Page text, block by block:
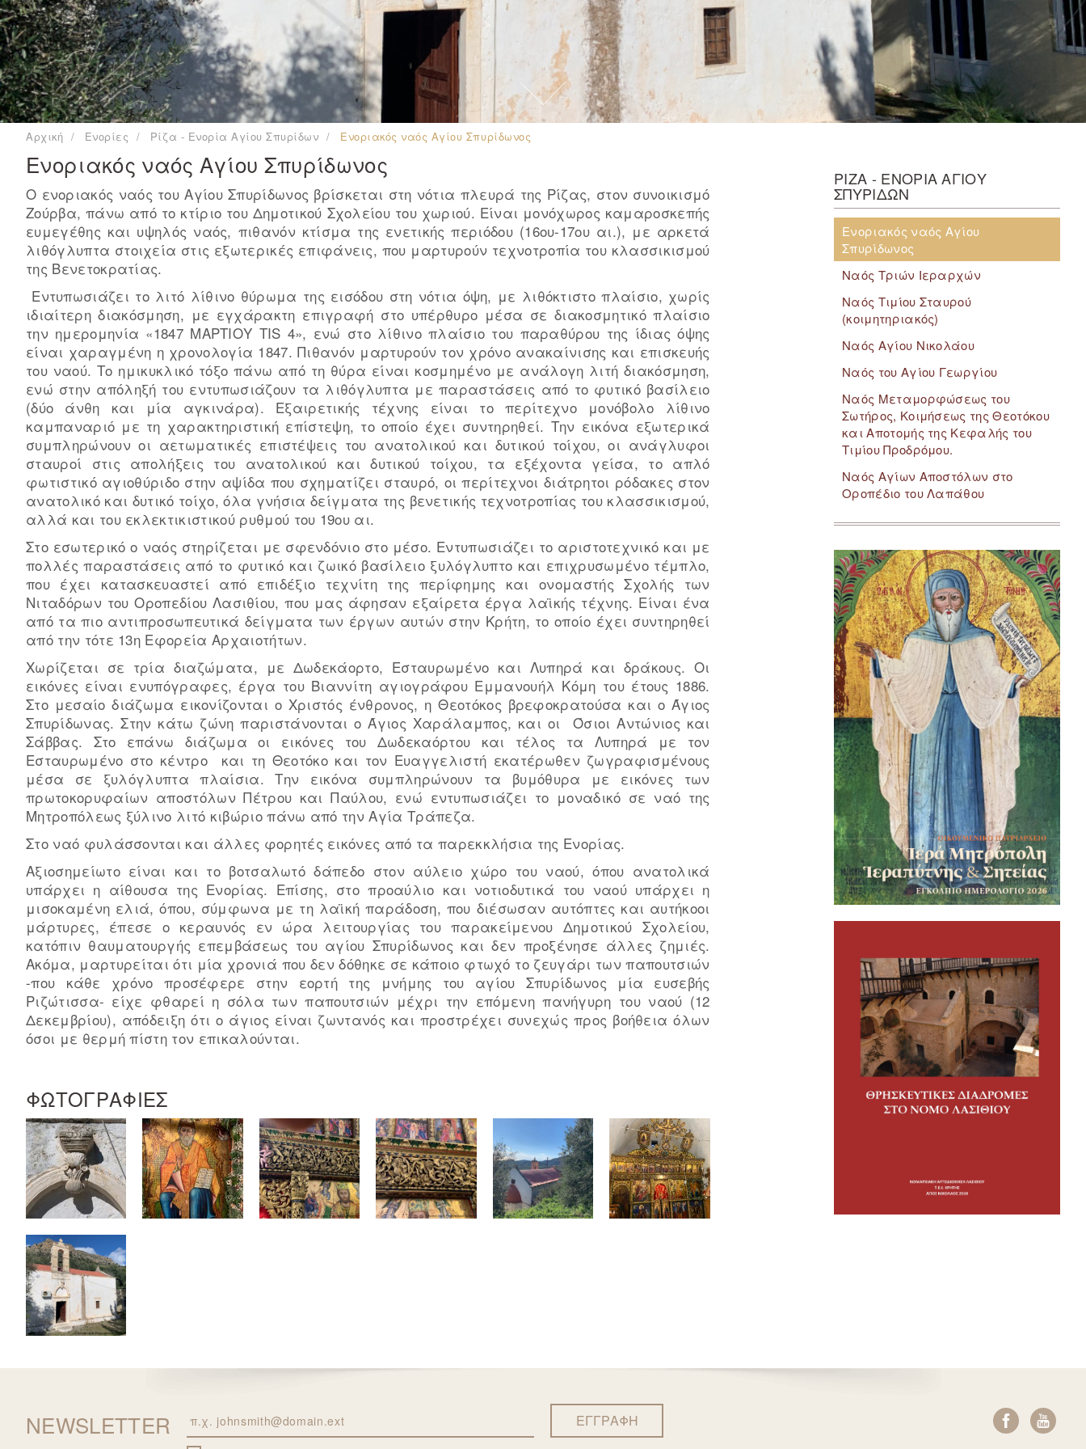
Αρχική Ενορίες Ρίζα - Ενορία Αγίου Σπυρίδων Ενοριακός ναός Αγίου Σπυρίδωνος
Ενοριακός ναός Αγίου Σπυρίδωνος
Ο ενοριακός ναός του Αγίου Σπυρίδωνος βρίσκεται στη νότια πλευρά της Ρίζας, στον συνοικισμό
Ζούρβα, πάνω από το κτίριο του Δημοτικού Σχολείου του χωριού. Είναι μονόχωρος καμαροσκεπής
ευμεγέθης και υψηλός ναός, πιθανόν κτίσμα της ενετικής περιόδου (16ου-17ου αι.), με αρκετά
λιθόγλυπτα στοιχεία στις εξωτερικές επιφάνεις, που μαρτυρούν τεχνοτροπία του κλασσικισμού
της Βενετοκρατίας.
Εντυπωσιάζει το λιτό λίθινο θύρωμα της εισόδου στη νότια όψη, με λιθόκτιστο πλαίσιο, χωρίς
ιδιαίτερη διακόσμηση, με εγχάρακτη επιγραφή στο υπέρθυρο μέσα σε διακοσμητικό πλαίσιο
την ημερομηνία «1847 ΜΑΡΤΙΟΥ ΤΙS 4», ενώ στο λίθινο πλαίσιο του παραθύρου της ίδιας όψης
είναι χαραγμένη η χρονολογία 1847. Πιθανόν μαρτυρούν τον χρόνο ανακαίνισης και επισκευής
του ναού. Το ημικυκλικό τόξο πάνω από τη θύρα είναι κοσμημένο με ανάλογη λιτή διακόσμηση,
ενώ στην απόληξή του εντυπωσιάζουν τα λιθόγλυπτα με παραστάσεις από το φυτικό βασίλειο
(δύο άνθη και μία αγκινάρα). Εξαιρετικής τέχνης είναι το περίτεχνο μονόβολο λίθινο
καμπαναριό με τη χαρακτηριστική επίστεψη, το οποίο έχει συντηρηθεί. Την εικόνα εξωτερικά
συμπληρώνουν οι αετωματικές επιστέψεις του ανατολικού και δυτικού τοίχου, οι ανάγλυφοι
σταυροί στις απολήξεις του ανατολικού και δυτικού τοίχου, τα εξέχοντα γείσα, το απλό
φωτιστικό αγιοθύριδο στην αψίδα που σχηματίζει σταυρό, οι περίτεχνοι διάτρητοι ρόδακες στον
ανατολικό και δυτικό τοίχο, όλα γνήσια δείγματα της βενετικής τεχνοτροπίας του κλασσικισμού,
αλλά και του εκλεκτικιστικού ρυθμού του 19ου αι.
Στο εσωτερικό ο ναός στηρίζεται με σφενδόνιο στο μέσο. Εντυπωσιάζει το αριστοτεχνικό και με
πολλές παραστάσεις από το φυτικό και ζωικό βασίλειο ξυλόγλυπτο και επιχρυσωμένο τέμπλο,
που έχει κατασκευαστεί από επιδέξιο τεχνίτη της περίφημης και ονομαστής Σχολής των
Νιταδόρων του Οροπεδίου Λασιθίου, που μας άφησαν εξαίρετα έργα λαϊκής τέχνης. Είναι ένα
από τα πιο αντιπροσωπευτικά δείγματα των έργων αυτών στην Κρήτη, το οποίο έχει συντηρηθεί
από την τότε 13η Εφορεία Αρχαιοτήτων.
Χωρίζεται σε τρία διαζώματα, με Δωδεκάορτο, Εσταυρωμένο και Λυπηρά και δράκους. Οι
εικόνες είναι ενυπόγραφες, έργα του Βιαννίτη αγιογράφου Εμμανουήλ Κόμη του έτους 1886.
Στο μεσαίο διάζωμα εικονίζονται ο Χριστός ένθρονος, η Θεοτόκος βρεφοκρατούσα και ο Άγιος
Σπυρίδωνας. Στην κάτω ζώνη παριστάνονται ο Άγιος Χαράλαμπος, και οι Όσιοι Αντώνιος και
Σάββας. Στο επάνω διάζωμα οι εικόνες του Δωδεκαόρτου και τέλος τα Λυπηρά με τον
Εσταυρωμένο στο κέντρο και τη Θεοτόκο και τον Ευαγγελιστή εκατέρωθεν ζωγραφισμένους
μέσα σε ξυλόγλυπτα πλαίσια. Την εικόνα συμπληρώνουν τα βυμόθυρα με εικόνες των
πρωτοκορυφαίων αποστόλων Πέτρου και Παύλου, ενώ εντυπωσιάζει το μοναδικό σε ναό της
Μητροπόλεως ξύλινo λιτό κιβώριο πάνω από την Αγία Τράπεζα.
Στο ναό φυλάσσονται και άλλες φορητές εικόνες από τα παρεκκλήσια της Ενορίας.
Αξιοσημείωτο είναι και το βοτσαλωτό δάπεδο στον αύλειο χώρο του ναού, όπου ανατολικά
υπάρχει η αίθουσα της Ενορίας. Επίσης, στο προαύλιο και νοτιοδυτικά του ναού υπάρχει η
μισοκαμένη ελιά, όπου, σύμφωνα με τη λαϊκή παράδοση, που διέσωσαν αυτόπτες και αυτήκοοι
μάρτυρες, έπεσε ο κεραυνός εν ώρα λειτουργίας του παρακείμενου Δημοτικού Σχολείου,
κατόπιν θαυματουργής επεμβάσεως του αγίου Σπυρίδωνος και δεν προξένησε άλλες ζημιές.
Ακόμα, μαρτυρείται ότι μία χρονιά που δεν δόθηκε σε κάποιο φτωχό το ζευγάρι των παπουτσιών
-που κάθε χρόνο προσέφερε στην εορτή της μνήμης του αγίου Σπυρίδωνος μία ευσεβής
Ριζώτισσα- είχε φθαρεί η σόλα των παπουτσιών μέχρι την επόμενη πανήγυρη του ναού (12
Δεκεμβρίου), απόδειξη ότι ο άγιος είναι ζωντανός και προστρέχει συνεχώς προς βοήθεια όλων
όσοι με θερμή πίστη τον επικαλούνται.
ΦΩΤΟΓΡΑΦΙΕΣ
ΡΙΖΑ - ΕΝΟΡΙΑ ΑΓΙΟΥ
ΣΠΥΡΙΔΩΝ
Ενοριακός ναός Αγίου
Σπυρίδωνος
Ναός Τριών Ιεραρχών
Ναός Τιμίου Σταυρού
(κοιμητηριακός)
Ναός Αγίου Νικολάου
Ναός του Αγίου Γεωργίου
Ναός Μεταμορφώσεως του
Σωτήρος, Κοιμήσεως της Θεοτόκου
και Αποτομής της Κεφαλής του
Τιμίου Προδρόμου.
Ναός Αγίων Αποστόλων στο
Οροπέδιο του Λαπάθου
NEWSLETTER
Email ΕΓΓΡΑΦΗ